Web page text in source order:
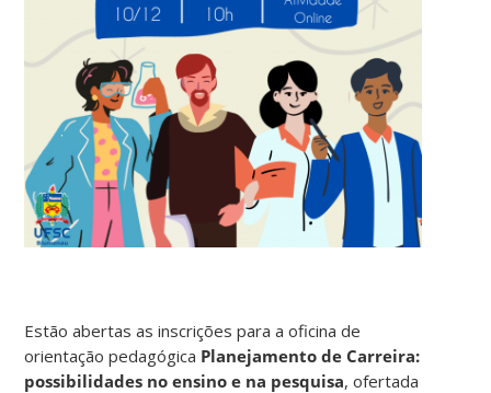
Estão abertas as inscrições para a oficina de
orientação pedagógica Planejamento de Carreira:
possibilidades no ensino e na pesquisa, ofertada